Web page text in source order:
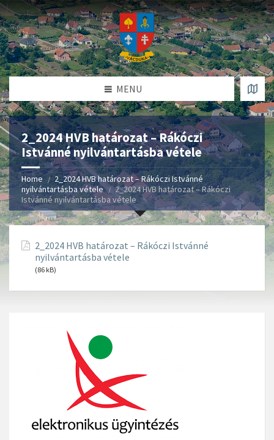
MENU
2_2024 HVB határozat – Rákóczi
Istvánné nyilvántartásba vétele
Home
2_2024 HVB határozat – Rákóczi Istvánné
nyilvántartásba vétele
2_2024 HVB határozat – Rákóczi
Istvánné nyilvántartásba vétele
2_2024 HVB határozat – Rákóczi Istvánné
nyilvántartásba vétele
(86 kB)